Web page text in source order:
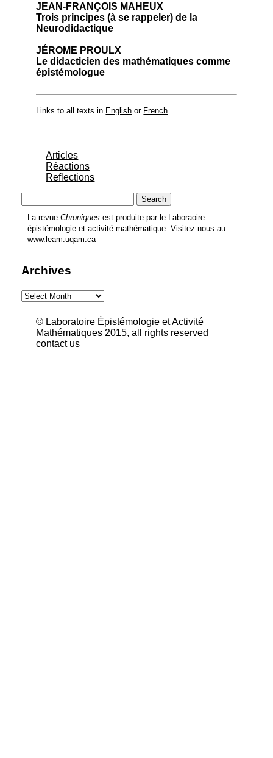
JEAN-FRANÇOIS MAHEUX
Trois principes (à se rappeler) de la
Neurodidactique
JÉROME PROULX
Le didacticien des mathématiques comme
épistémologue
Links to all texts in English or French
Articles
Réactions
Reflections
for:
La revueChroniques est produite par le Laboraoire
épistémologie et activité mathématique. Visitez-nous au:
www.leam.uqam.ca
Archives
Archives
© Laboratoire Épistémologie et Activité
Mathématiques 2015, all rights reserved
contact us